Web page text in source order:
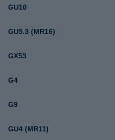
GU10
GU5.3 (MR16)
GX53
G4
G9
GU4 (MR11)